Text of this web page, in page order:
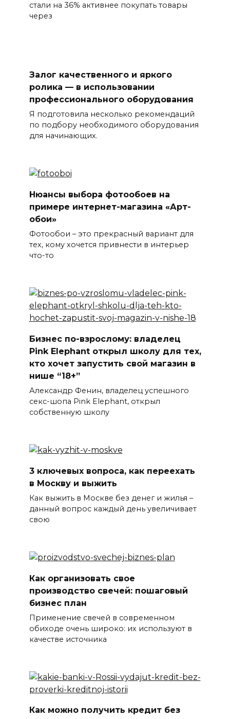
стали на 36% активнее покупать товары
через
Залог качественного и яркого
ролика — в использовании
профессионального оборудования
Я подготовила несколько рекомендаций
по подбору необходимого оборудования
для начинающих.
Нюансы выбора фотообоев на
примере интернет-магазина «Арт-
обои»
Фотообои – это прекрасный вариант для
тех, кому хочется привнести в интерьер
что-то
Бизнес по-взрослому: владелец
Pink Elephant открыл школу для тех,
кто хочет запустить свой магазин в
нише “18+”
Александр Фенин, владелец успешного
секс-шопа Pink Elephant, открыл
собственную школу
3 ключевых вопроса, как переехать
в Москву и выжить
Как выжить в Москве без денег и жилья –
данный вопрос каждый день увеличивает
свою
Как организовать свое
производство свечей: пошаговый
бизнес план
Применение свечей в современном
обиходе очень широко: их используют в
качестве источника
Как можно получить кредит без